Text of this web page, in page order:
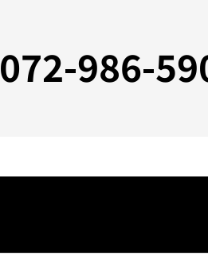
072-986-